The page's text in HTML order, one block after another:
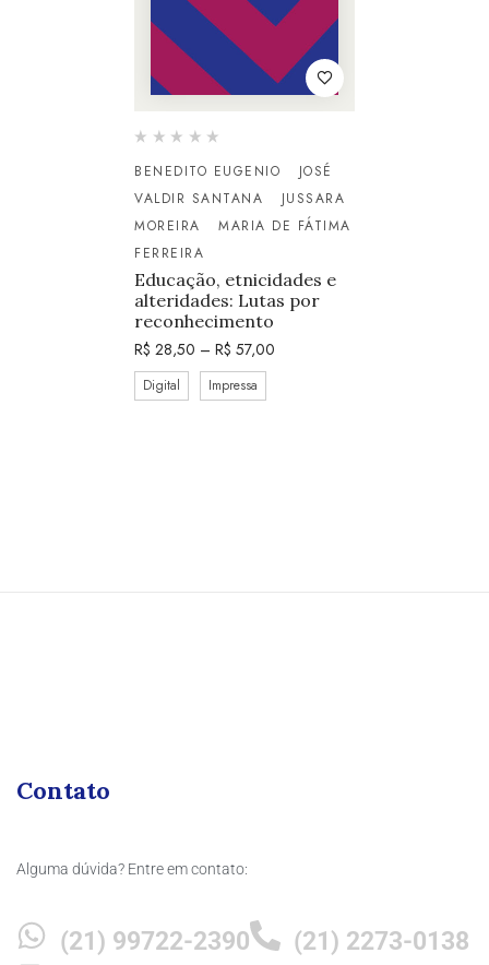
BENEDITO EUGENIO
JOSÉ
VALDIR SANTANA
JUSSARA
MOREIRA
MARIA DE FÁTIMA
FERREIRA
Educação, etnicidades e
alteridades: Lutas por
reconhecimento
R$ 28,50 – R$ 57,00
Digital Impressa
Contato
Alguma dúvida? Entre em contato:
(21) 99722-2390
(21) 2273-0138